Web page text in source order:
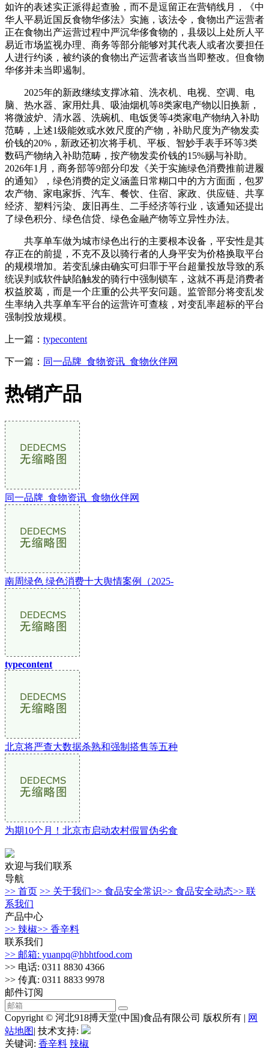
如许的表述实正派得起查验，而不是逗留正在营销线月，《中
华人平易近国反食物华侈法》实施，该法令，食物出产运营者
正在食物出产运营过程中严沉华侈食物的，县级以上处所人平
易近市场监视办理、商务等部分能够对其代表人或者次要担任
人进行约谈，被约谈的食物出产运营者该当当即整改。但食物
华侈并未当即遏制。
2025年的新政继续支撑冰箱、洗衣机、电视、空调、电
脑、热水器、家用灶具、吸油烟机等8类家电产物以旧换新，
将微波炉、清水器、洗碗机、电饭煲等4类家电产物纳入补助
范畴，上述1级能效或水效尺度的产物，补助尺度为产物发卖
价钱的20%，新政还初次将手机、平板、智妙手表手环等3类
数码产物纳入补助范畴，按产物发卖价钱的15%赐与补助。
2026年1月，商务部等9部分印发《关于实施绿色消费推前进履
的通知》，绿色消费的定义涵盖日常糊口中的方方面面，包罗
农产物、家电家拆、汽车、餐饮、住宿、家政、供应链、共享
经济、塑料污染、废旧再生、二手经济等行业，该通知还提出
了绿色积分、绿色信贷、绿色金融产物等立异性办法。
共享单车做为城市绿色出行的主要根本设备，平安性是其
存正在的前提，不克不及以骑行者的人身平安为价格换取平台
的规模增加。若变乱缘由确实可归罪于平台超量投放导致的系
统误判或软件缺陷触发的骑行中强制锁车，这就不再是消费者
权益胶葛，而是一个庄重的公共平安问题。监管部分将变乱发
生率纳入共享单车平台的运营许可查核，对变乱率超标的平台
强制投放规模。
上一篇： typecontent
下一篇： 同一品牌_食物资讯_食物伙伴网
热销产品
同一品牌_食物资讯_食物伙伴网
南周绿色 绿色消费十大舆情案例（2025-
typecontent
北京将严查大数据杀熟和强制搭售等五种
为期10个月！北京市启动农村假冒伪劣食
欢迎与我们联系
导航
>> 首页 >> 关于我们>> 食品安全常识>> 食品安全动态>> 联
系我们
产品中心
>> 辣椒>> 香辛料
联系我们
>> 邮箱: yuanpq@hbhtfood.com
>> 电话: 0311 8830 4366
>> 传真: 0311 8833 9978
邮件订阅
Copyright © 河北918搏天堂(中国)食品有限公司 版权所有 | 网
站地图| 技术支持:
关键词: 香辛料 辣椒